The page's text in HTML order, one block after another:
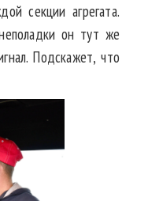
секции агрегата.
он тут же
Подскажет, что